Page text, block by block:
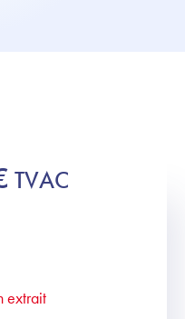
TVAC
extrait